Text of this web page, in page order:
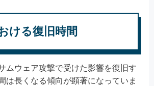
ける復旧時間​
ムウェア攻撃で受けた影響を復旧す
は長くなる傾向が顕著になっていま